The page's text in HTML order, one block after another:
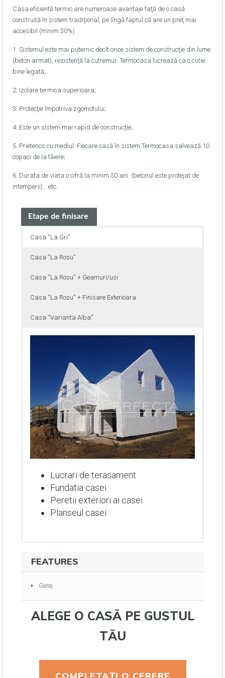
Casa eficientă termic are numeroase avantaje faţă de o casă
construită în sistem tradiţional, pe lîngă faptul că are un preţ mai
accesibil (minim 30%).
1. Sistemul este mai puternic decît orice sistem de construcţie din lume
(beton armat), rezistenţă la cutremur. Termocasa lucrează ca o cutie
bine legată;
2. Izolare termica superioara;
3. Protecţie împotriva zgomotului;
4. Este un sistem mai rapid de construcţie;
5. Prietenos cu mediul. Fiecare casă în sistem Termocasa salvează 10
copaci de la tăiere;
6. Durata de viata o cifră la minim 50 ani. (betonul este protejat de
intemperii)… etc.
Etape de finisare
Casa ''La Gri''
Casa ''La Rosu''
Casa ''La Rosu'' + Geamuri/usi
Casa ''La Rosu'' + Finisare Exterioara
Casa ''Varianta Alba''
Lucrari de terasament
Fundatia casei
Peretii exteriori ai casei
Planseul casei
FEATURES
Garaj
ALEGE O CASĂ PE GUSTUL
TĂU